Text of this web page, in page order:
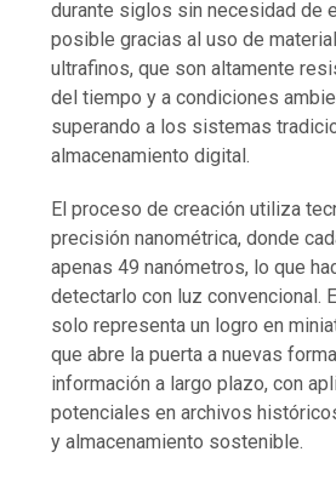
durante siglos sin necesidad de
posible gracias al uso de
ultrafinos, que son altamente
del tiempo y a condiciones
superando a los sistemas
almacenamiento digital.
El proceso de creación utiliza
precisión nanométrica, donde
apenas 49 nanómetros, lo que
detectarlo con luz convencional.
solo representa un logro en
que abre la puerta a nuevas
información a largo plazo, con
potenciales en archivos
y almacenamiento sostenible.